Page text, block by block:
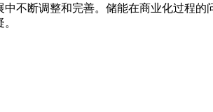
不断调整和完善。储能在商业化过程